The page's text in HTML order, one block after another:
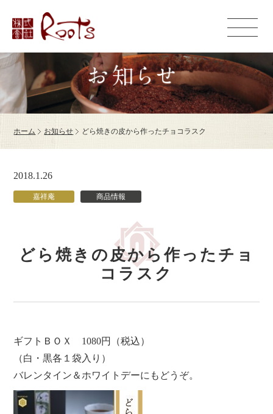
ホーム お知らせ どら焼きの皮から作ったチョコラスク
2018.1.26
嘉祥庵 商品情報
どら焼きの皮から作ったチョ
コラスク
ギフトＢＯＸ 1080円（税込）
（白・黒各１袋入り）
バレンタイン＆ホワイトデーにもどうぞ。